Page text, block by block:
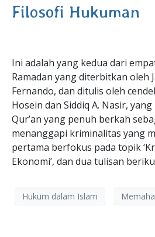
Filosofi Hukuman
Ini adalah yang kedua dari
Ramadan yang diterbitkan oleh
Fernando, dan ditulis oleh
Hosein dan Siddiq A. Nasir,
Qur’an yang penuh berkah
menanggapi kriminalitas yang
pertama berfokus pada topik
Ekonomi’, dan dua tulisan
Hukum dalam Islam